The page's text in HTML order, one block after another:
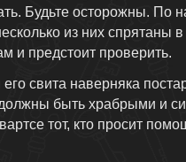
Будьте осторожны. По
из них спрятаны
и предстоит проверить.
свита наверняка
быть храбрыми и
тот, кто просит